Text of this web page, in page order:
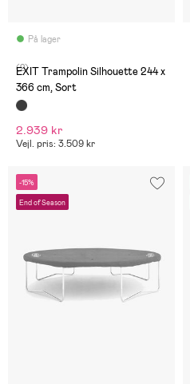
På lager
(2)
EXIT Trampolin Silhouette 244 x
366 cm, Sort
2.939 kr
Vejl. pris: 3.509 kr
-15%
End of Season